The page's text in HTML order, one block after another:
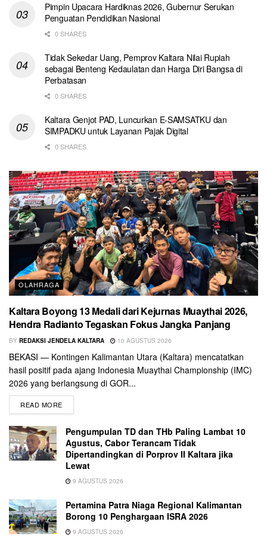
Pimpin Upacara Hardiknas 2026, Gubernur Serukan
Penguatan Pendidikan Nasional
0 SHARES
Tidak Sekedar Uang, Pemprov Kaltara Nilai Rupiah
sebagai Benteng Kedaulatan dan Harga Diri Bangsa di
Perbatasan
0 SHARES
Kaltara Genjot PAD, Luncurkan E-SAMSATKU dan
SIMPADKU untuk Layanan Pajak Digital
0 SHARES
OLAHRAGA
Kaltara Boyong 13 Medali dari Kejurnas Muaythai 2026,
Hendra Radianto Tegaskan Fokus Jangka Panjang
BY REDAKSI JENDELA KALTARA 10 AGUSTUS 2026
BEKASI — Kontingen Kalimantan Utara (Kaltara) mencatatkan
hasil positif pada ajang Indonesia Muaythai Championship (IMC)
2026 yang berlangsung di GOR...
READ MORE
Pengumpulan TD dan THb Paling Lambat 10
Agustus, Cabor Terancam Tidak
Dipertandingkan di Porprov II Kaltara jika
Lewat
9 AGUSTUS 2026
Pertamina Patra Niaga Regional Kalimantan
Borong 10 Penghargaan ISRA 2026
9 AGUSTUS 2026